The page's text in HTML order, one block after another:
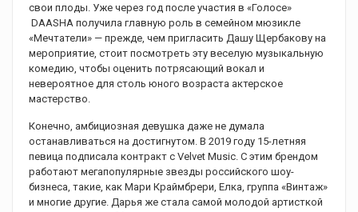
свои плоды. Уже через год после участия в «Голосе»
DAASHA получила главную роль в семейном мюзикле
«Мечтатели» — прежде, чем пригласить Дашу Щербакову на
мероприятие, стоит посмотреть эту веселую музыкальную
комедию, чтобы оценить потрясающий вокал и
невероятное для столь юного возраста актерское
мастерство.
Конечно, амбициозная девушка даже не думала
останавливаться на достигнутом. В 2019 году 15-летняя
певица подписала контракт с Velvet Music. С этим брендом
работают мегапопулярные звезды российского шоу-
бизнеса, такие, как Мари Краймбрери, Елка, группа «Винтаж»
и многие другие. Дарья же стала самой молодой артисткой